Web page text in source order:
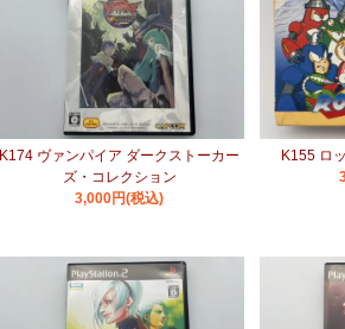
K174 ヴァンパイア ダークストーカー
ズ・コレクション
3,000円(税込)
K155 ロ